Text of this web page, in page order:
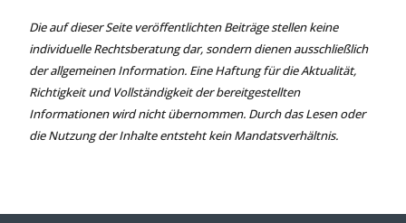
Die auf dieser Seite veröffentlichten Beiträge stellen keine
individuelle Rechtsberatung dar, sondern dienen ausschließlich
der allgemeinen Information. Eine Haftung für die Aktualität,
Richtigkeit und Vollständigkeit der bereitgestellten
Informationen wird nicht übernommen. Durch das Lesen oder
die Nutzung der Inhalte entsteht kein Mandatsverhältnis.